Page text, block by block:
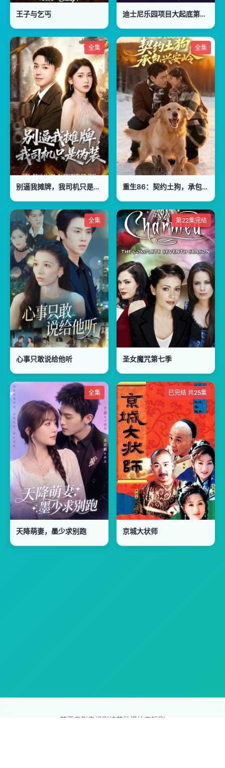
王子与乞丐 迪士尼乐园项目大起底第二季
全集
别逼我摊牌，我司机只是伪装
全集
重生86：契约土狗，承包兴安岭
全集
心事只敢说给他听
第22集完结
圣女魔咒第七季
全集
天降萌妻，墨少求别跑
已完结 共25集
京城大状师
首页电影电视剧综艺动漫体育短剧